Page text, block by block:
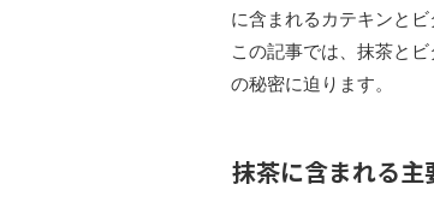
に含まれるカテキンと
この記事では、抹茶と
の秘密に迫ります。
抹茶に含まれる主